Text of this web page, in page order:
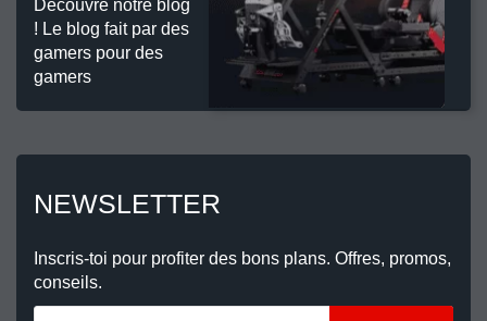
Découvre notre blog
! Le blog fait par des
gamers pour des
gamers
NEWSLETTER
Inscris-toi pour profiter des bons plans. Offres, promos,
conseils.